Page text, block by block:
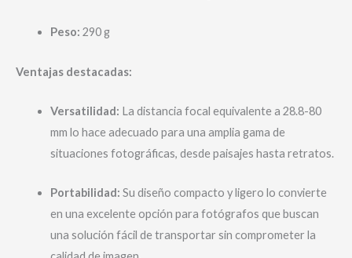
Peso: 290 g
Ventajas destacadas:
Versatilidad: La distancia focal equivalente a 28.8-80
mm lo hace adecuado para una amplia gama de
situaciones fotográficas, desde paisajes hasta retratos.
Portabilidad: Su diseño compacto y ligero lo convierte
en una excelente opción para fotógrafos que buscan
una solución fácil de transportar sin comprometer la